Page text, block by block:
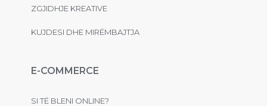
ZGJIDHJE KREATIVE
KUJDESI DHE MIRËMBAJTJA
E-COMMERCE
SI TË BLENI ONLINE?